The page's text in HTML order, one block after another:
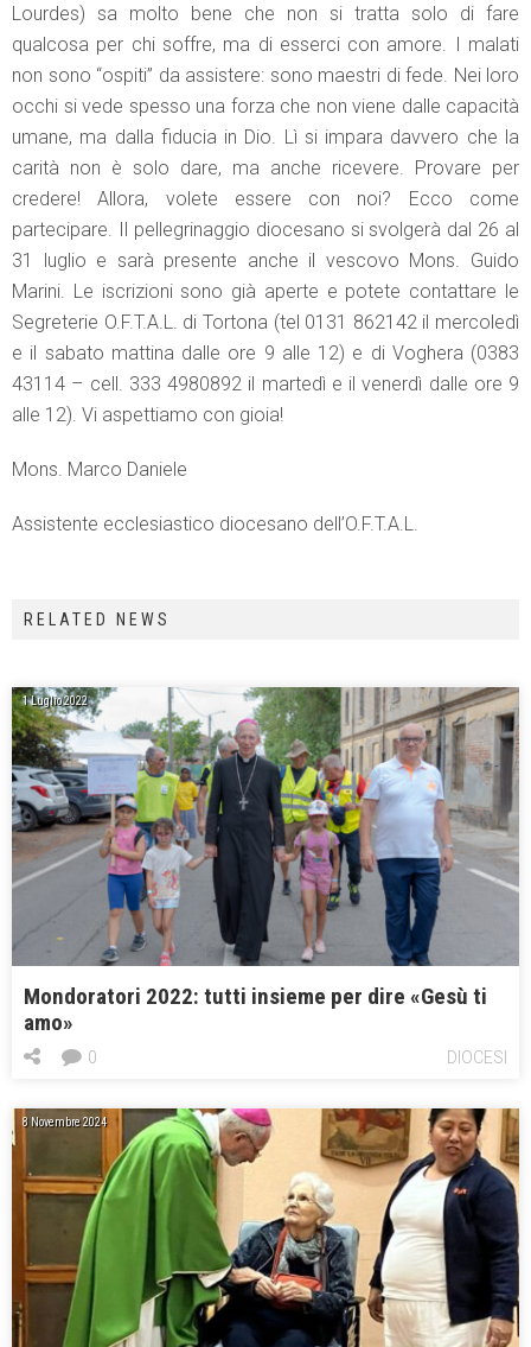
Lourdes) sa molto bene che non si tratta solo di fare
qualcosa per chi soffre, ma di esserci con amore. I malati
non sono “ospiti” da assistere: sono maestri di fede. Nei loro
occhi si vede spesso una forza che non viene dalle capacità
umane, ma dalla fiducia in Dio. Lì si impara davvero che la
carità non è solo dare, ma anche ricevere. Provare per
credere! Allora, volete essere con noi? Ecco come
partecipare. Il pellegrinaggio diocesano si svolgerà dal 26 al
31 luglio e sarà presente anche il vescovo Mons. Guido
Marini. Le iscrizioni sono già aperte e potete contattare le
Segreterie O.F.T.A.L. di Tortona (tel 0131 862142 il mercoledì
e il sabato mattina dalle ore 9 alle 12) e di Voghera (0383
43114 – cell. 333 4980892 il martedì e il venerdì dalle ore 9
alle 12). Vi aspettiamo con gioia!
Mons. Marco Daniele
Assistente ecclesiastico diocesano dell’O.F.T.A.L.
RELATED NEWS
1 Luglio 2022
Mondoratori 2022: tutti insieme per dire «Gesù ti
amo»
DIOCESI
0
8 Novembre 2024